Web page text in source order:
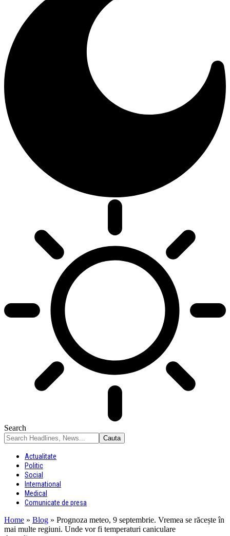
Search
Actualitate
Politic
Social
International
Medical
Comunicate de presa
Home » Blog » Prognoza meteo, 9 septembrie. Vremea se răcește în
mai multe regiuni. Unde vor fi temperaturi caniculare